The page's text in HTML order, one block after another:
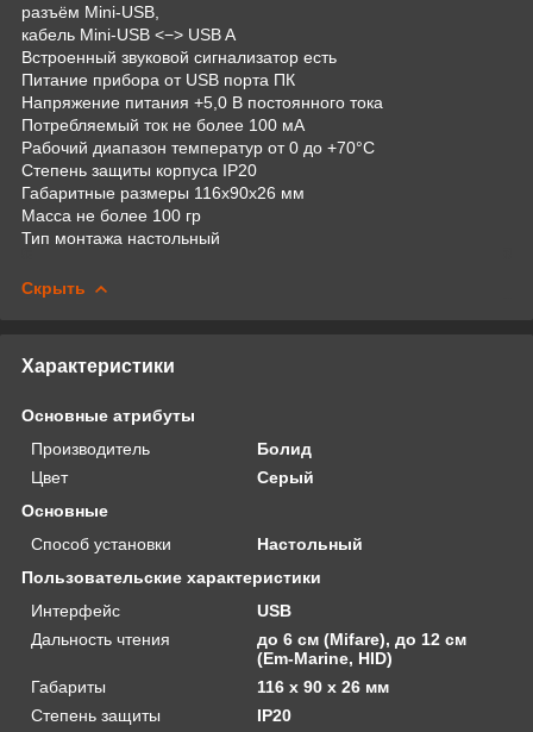
разъём Mini-USB,
кабель Mini-USB <−> USB A
Встроенный звуковой сигнализатор есть
Питание прибора от USB порта ПК
Напряжение питания +5,0 В постоянного тока
Потребляемый ток не более 100 мА
Рабочий диапазон температур от 0 до +70°C
Степень защиты корпуса IР20
Габаритные размеры 116х90х26 мм
Масса не более 100 гр
Тип монтажа настольный
Скрыть
Характеристики
Основные атрибуты
Производитель
Болид
Цвет
Серый
Основные
Способ установки
Настольный
Пользовательские характеристики
Интерфейс
USB
Дальность чтения
до 6 см (Mifare), до 12 см
(Em-Marine, HID)
Габариты
116 х 90 х 26 мм
Степень защиты
IP20